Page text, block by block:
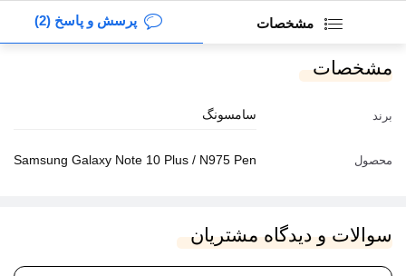
مشخصات پرسش و پاسخ (2)
مشخصات
برند سامسونگ
محصول Samsung Galaxy Note 10 Plus / N975 Pen
سوالات و دیدگاه مشتریان